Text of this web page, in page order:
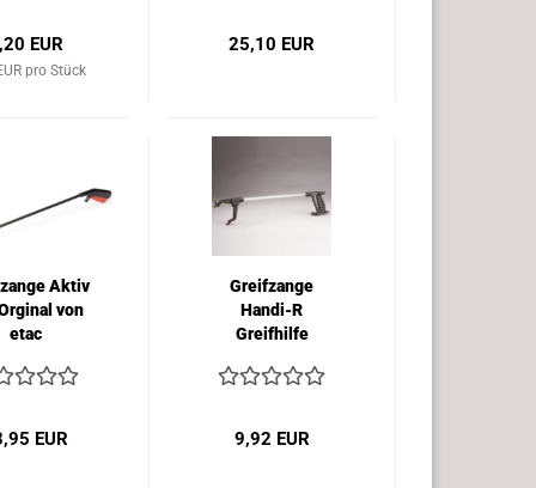
EUR
pro Stück
25,10 EUR
Aktiv
von
etac
EUR
Greifzange
Handi-R
Greifhilfe
9,92 EUR